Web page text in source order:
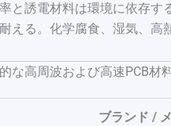
と誘電材料は環境に依存す
える。化学腐食、湿気、高
な高周波および高速PCB材
ブランド /